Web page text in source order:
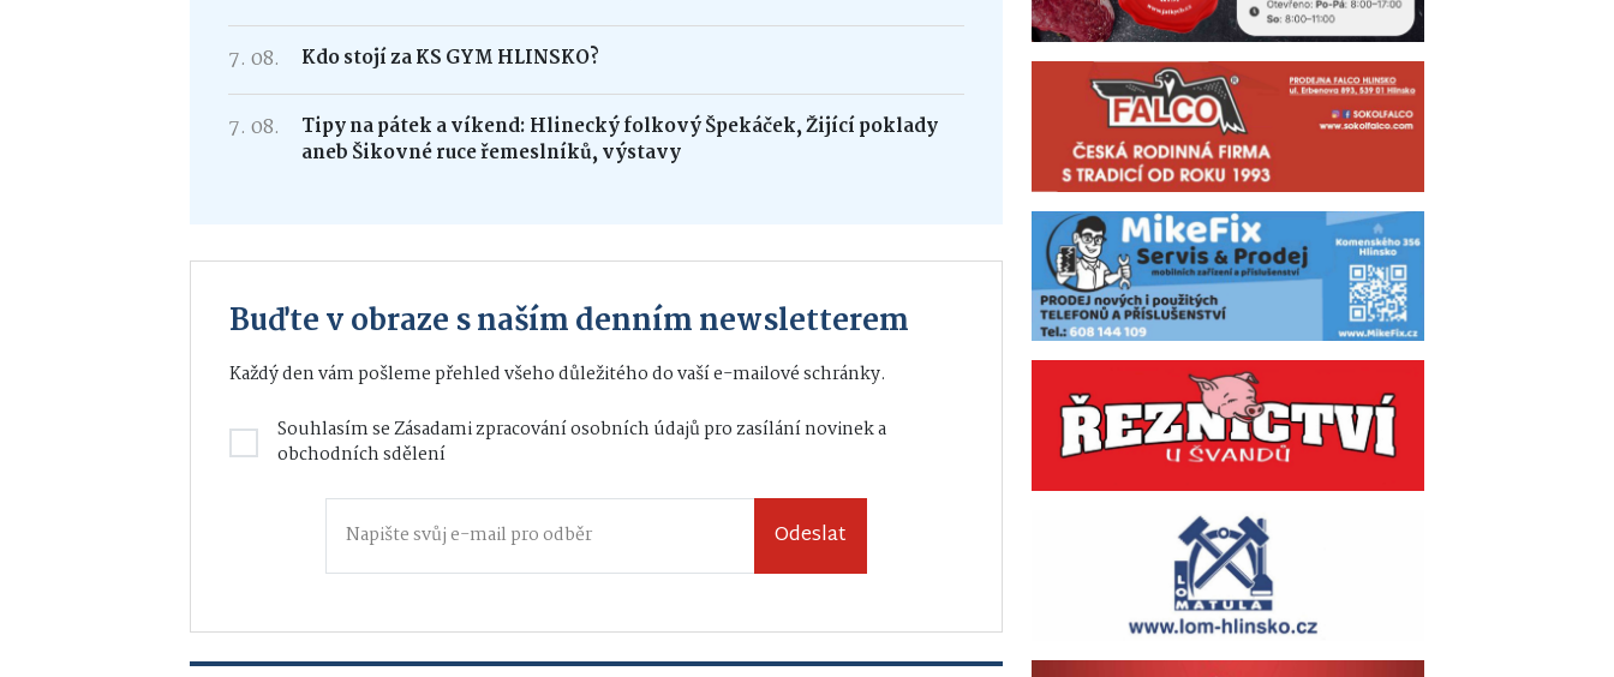
7. 08. Kdo stojí za KS GYM HLINSKO?
7. 08.
Tipy na pátek a víkend: Hlinecký folkový Špekáček, Žijící poklady
aneb Šikovné ruce řemeslníků, výstavy
Buďte v obraze s naším denním newsletterem
Každý den vám pošleme přehled všeho důležitého do vaší e-mailové schránky.
Souhlasím seZásadami zpracování osobních údajůpro zasílání novinek a
obchodních sdělení
Odeslat